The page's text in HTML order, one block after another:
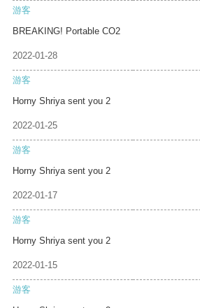
游客
BREAKING! Portable CO2
2022-01-28
游客
Horny Shriya sent you 2
2022-01-25
游客
Horny Shriya sent you 2
2022-01-17
游客
Horny Shriya sent you 2
2022-01-15
游客